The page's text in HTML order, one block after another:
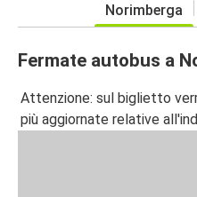
Norimberga
Fermate autobus a
Attenzione: sul biglietto
più aggiornate relative